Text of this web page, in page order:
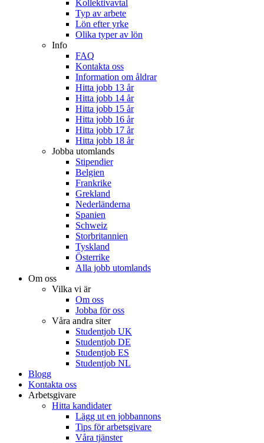
Kollektivavtal
Typ av arbete
Lön efter yrke
Olika typer av lön
Info
FAQ
Kontakta oss
Information om åldrar
Hitta jobb 13 år
Hitta jobb 14 år
Hitta jobb 15 år
Hitta jobb 16 år
Hitta jobb 17 år
Hitta jobb 18 år
Jobba utomlands
Stipendier
Belgien
Frankrike
Grekland
Nederländerna
Spanien
Schweiz
Storbritannien
Tyskland
Österrike
Alla jobb utomlands
Om oss
Vilka vi är
Om oss
Jobba för oss
Våra andra siter
Studentjob UK
Studentjob DE
Studentjob ES
Studentjob NL
Blogg
Kontakta oss
Arbetsgivare
Hitta kandidater
Lägg ut en jobbannons
Tips för arbetsgivare
Våra tjänster